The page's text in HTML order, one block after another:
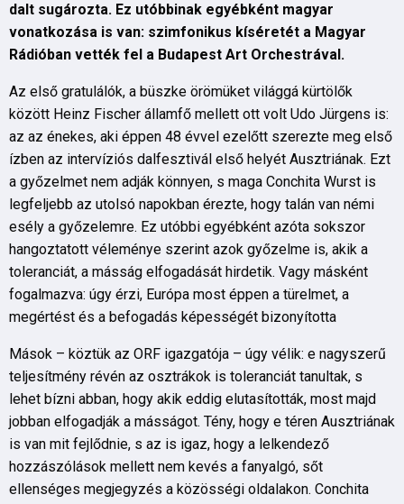
dalt sugározta. Ez utóbbinak egyébként magyar
vonatkozása is van: szimfonikus kíséretét a Magyar
Rádióban vették fel a Budapest Art Orchestrával.
Az első gratulálók, a büszke örömüket világgá kürtölők
között Heinz Fischer államfő mellett ott volt Udo Jürgens is:
az az énekes, aki éppen 48 évvel ezelőtt szerezte meg első
ízben az intervíziós dalfesztivál első helyét Ausztriának. Ezt
a győzelmet nem adják könnyen, s maga Conchita Wurst is
legfeljebb az utolsó napokban érezte, hogy talán van némi
esély a győzelemre. Ez utóbbi egyébként azóta sokszor
hangoztatott véleménye szerint azok győzelme is, akik a
toleranciát, a másság elfogadását hirdetik. Vagy másként
fogalmazva: úgy érzi, Európa most éppen a türelmet, a
megértést és a befogadás képességét bizonyította
Mások – köztük az ORF igazgatója – úgy vélik: e nagyszerű
teljesítmény révén az osztrákok is toleranciát tanultak, s
lehet bízni abban, hogy akik eddig elutasították, most majd
jobban elfogadják a másságot. Tény, hogy e téren Ausztriának
is van mit fejlődnie, s az is igaz, hogy a lelkendező
hozzászólások mellett nem kevés a fanyalgó, sőt
ellenséges megjegyzés a közösségi oldalakon. Conchita